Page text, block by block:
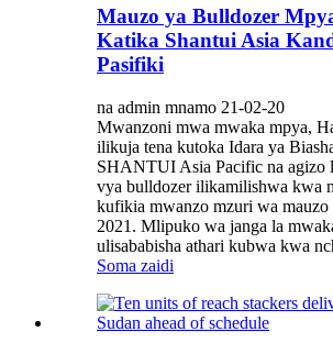
Mauzo ya Bulldozer
Katika Shantui Asia
Pasifiki
na admin mnamo 21-02-20
Mwanzoni mwa mwaka mpya,
ilikuja tena kutoka Idara ya
SHANTUI Asia Pacific na agizo
vya bulldozer ilikamilishwa kwa
kufikia mwanzo mzuri wa mauzo
2021. Mlipuko wa janga la
ulisababisha athari kubwa kwa
Soma zaidi